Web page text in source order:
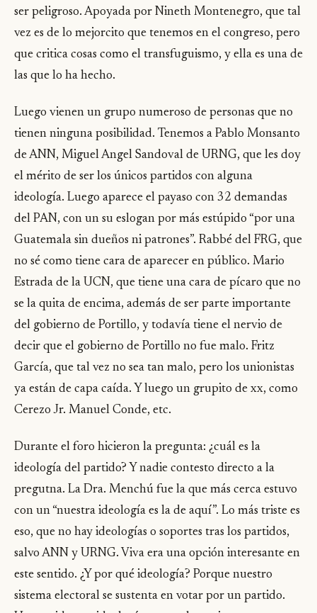
ser peligroso. Apoyada por Nineth Montenegro, que tal
vez es de lo mejorcito que tenemos en el congreso, pero
que critica cosas como el transfuguismo, y ella es una de
las que lo ha hecho.
Luego vienen un grupo numeroso de personas que no
tienen ninguna posibilidad. Tenemos a Pablo Monsanto
de ANN, Miguel Angel Sandoval de URNG, que les doy
el mérito de ser los únicos partidos con alguna
ideología. Luego aparece el payaso con 32 demandas
del PAN, con un su eslogan por más estúpido “por una
Guatemala sin dueños ni patrones”. Rabbé del FRG, que
no sé como tiene cara de aparecer en público. Mario
Estrada de la UCN, que tiene una cara de pícaro que no
se la quita de encima, además de ser parte importante
del gobierno de Portillo, y todavía tiene el nervio de
decir que el gobierno de Portillo no fue malo. Fritz
García, que tal vez no sea tan malo, pero los unionistas
ya están de capa caída. Y luego un grupito de xx, como
Cerezo Jr. Manuel Conde, etc.
Durante el foro hicieron la pregunta: ¿cuál es la
ideología del partido? Y nadie contesto directo a la
pregutna. La Dra. Menchú fue la que más cerca estuvo
con un “nuestra ideología es la de aquí”. Lo más triste es
eso, que no hay ideologías o soportes tras los partidos,
salvo ANN y URNG. Viva era una opción interesante en
este sentido. ¿Y por qué ideología? Porque nuestro
sistema electoral se sustenta en votar por un partido.